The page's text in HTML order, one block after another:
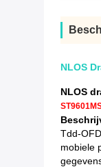
NLOS
NLOS
Tdd-
mobiele